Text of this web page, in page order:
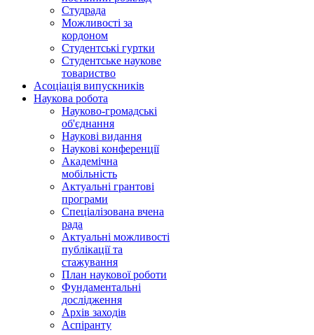
Студрада
Можливості за
кордоном
Студентські гуртки
Студентське наукове
товариство
Асоціація випускників
Наукова робота
Науково-громадські
об'єднання
Наукові видання
Наукові конференції
Академічна
мобільність
Актуальні грантові
програми
Спеціалізована вчена
рада
Актуальні можливості
публікації та
стажування
План наукової роботи
Фундаментальні
дослідження
Архів заходів
Аспіранту